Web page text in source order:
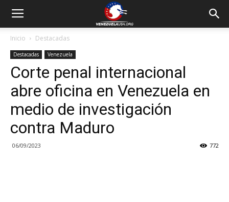
Inicio Destacadas
Destacadas Venezuela
Corte penal internacional
abre oficina en Venezuela en
medio de investigación
contra Maduro
06/09/2023 772